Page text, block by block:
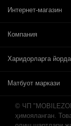
Интернет-магазин
Компания
Харидорларга
Матбуот маркази
© ЧП
ҳимояланган.